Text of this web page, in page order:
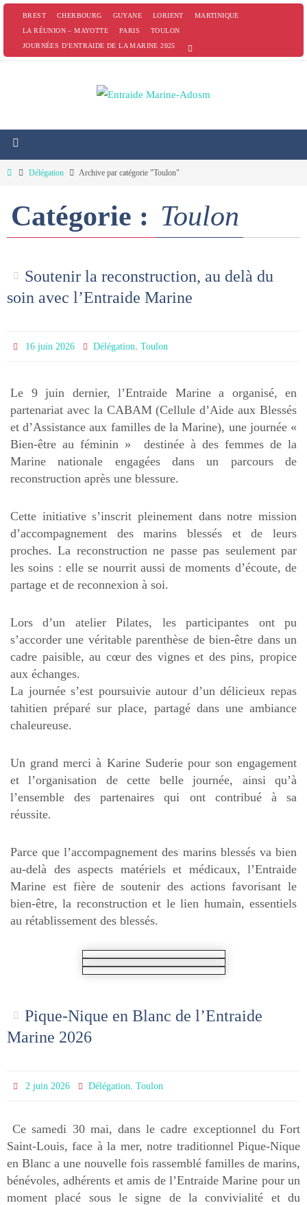
PasserBREST CHERBOURG GUYANE LORIENT
MARTINIQUE
LA RÉUNION – MAYOTTE
PARIS
TOULON
JOURNÉES D’ENTRAIDE DE LA MARINE 2025
HomeDélégation Archive par catégorie "Toulon"
Catégorie : Toulon
Soutenir la reconstruction, au delà du
soin avec l’Entraide Marine
16 juin 2026 Délégation, Toulon
Le 9 juin dernier, l’Entraide Marine a organisé, en
partenariat avec la CABAM (Cellule d’Aide aux Blessés
et d’Assistance aux familles de la Marine), une journée «
Bien-être au féminin » destinée à des femmes de la
Marine nationale engagées dans un parcours de
reconstruction après une blessure.
Cette initiative s’inscrit pleinement dans notre mission
d’accompagnement des marins blessés et de leurs
proches. La reconstruction ne passe pas seulement par
les soins : elle se nourrit aussi de moments d’écoute, de
partage et de reconnexion à soi.
Lors d’un atelier Pilates, les participantes ont pu
s’accorder une véritable parenthèse de bien-être dans un
cadre paisible, au cœur des vignes et des pins, propice
aux échanges.
La journée s’est poursuivie autour d’un délicieux repas
tahitien préparé sur place, partagé dans une ambiance
chaleureuse.
Un grand merci à Karine Suderie pour son engagement
et l’organisation de cette belle journée, ainsi qu’à
l’ensemble des partenaires qui ont contribué à sa
réussite.
Parce que l’accompagnement des marins blessés va bien
au-delà des aspects matériels et médicaux, l’Entraide
Marine est fière de soutenir des actions favorisant le
bien-être, la reconstruction et le lien humain, essentiels
au rétablissement des blessés.
Pique-Nique en Blanc de l’Entraide
Marine 2026
2 juin 2026 Délégation, Toulon
Ce samedi 30 mai, dans le cadre exceptionnel du Fort
Saint-Louis, face à la mer, notre traditionnel Pique-Nique
en Blanc a une nouvelle fois rassemblé familles de marins,
bénévoles, adhérents et amis de l’Entraide Marine pour un
moment placé sous le signe de la convivialité et du